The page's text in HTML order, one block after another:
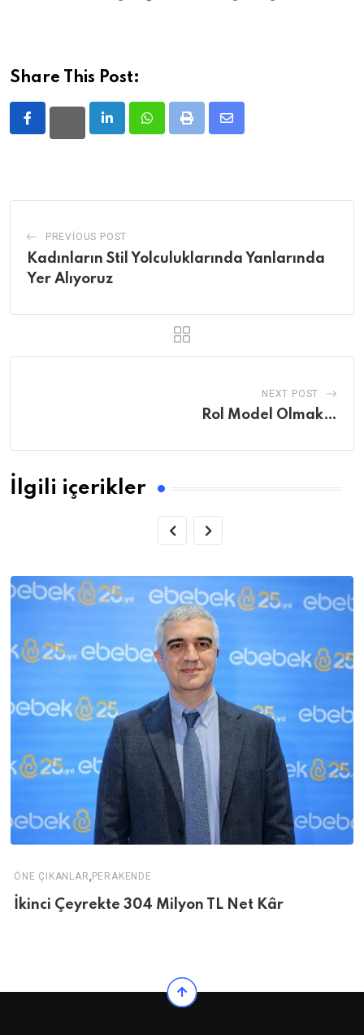
Share This Post:
LinkedInWhatsappPrint
Share
PREVIOUS POST
Kadınların Stil Yolculuklarında Yanlarında
Yer Alıyoruz
NEXT POST
Rol Model Olmak…
İlgili içerikler
ÖNE ÇIKANLAR, PERAKENDE
İkinci Çeyrekte 304 Milyon TL Net Kâr